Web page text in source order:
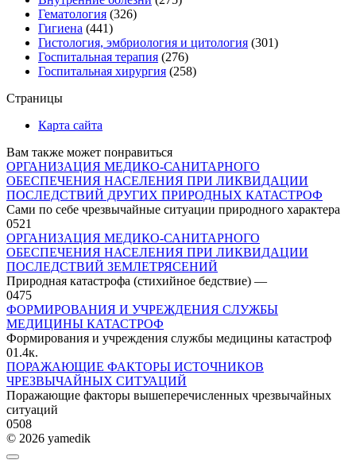
Гематология (326)
Гигиена (441)
Гистология, эмбриология и цитология (301)
Госпитальная терапия (276)
Госпитальная хирургия (258)
Страницы
Карта сайта
Вам также может понравиться
ОРГАНИЗАЦИЯ МЕДИКО-САНИТАРНОГО
ОБЕСПЕЧЕНИЯ НАСЕЛЕНИЯ ПРИ ЛИКВИДАЦИИ
ПОСЛЕДСТВИЙ ДРУГИХ ПРИРОДНЫХ КАТАСТРОФ
Сами по себе чрезвычайные ситуации природного характера
0521
ОРГАНИЗАЦИЯ МЕДИКО-САНИТАРНОГО
ОБЕСПЕЧЕНИЯ НАСЕЛЕНИЯ ПРИ ЛИКВИДАЦИИ
ПОСЛЕДСТВИЙ ЗЕМЛЕТРЯСЕНИЙ
Природная катастрофа (стихийное бедствие) —
0475
ФОРМИРОВАНИЯ И УЧРЕЖДЕНИЯ СЛУЖБЫ
МЕДИЦИНЫ КАТАСТРОФ
Формирования и учреждения службы медицины катастроф
01.4к.
ПОРАЖАЮЩИЕ ФАКТОРЫ ИСТОЧНИКОВ
ЧРЕЗВЫЧАЙНЫХ СИТУАЦИЙ
Поражающие факторы вышеперечисленных чрезвычайных
ситуаций
0508
© 2026 yamedik